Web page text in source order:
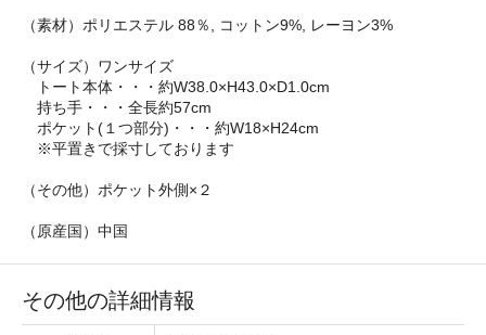
（素材）ポリエステル 88％, コットン9%, レーヨン3%
（サイズ）ワンサイズ
トート本体・・・約W38.0×H43.0×D1.0cm
持ち手・・・全長約57cm
ポケット(１つ部分)・・・約W18×H24cm
※平置きで採寸しております
（その他）ポケット外側×２
（原産国）中国
その他の詳細情報